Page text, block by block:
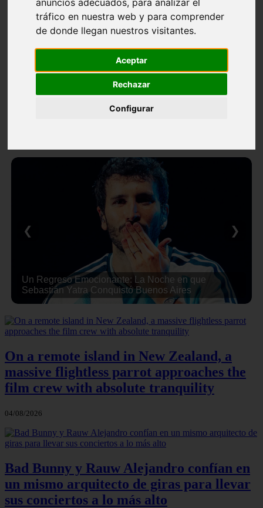
anuncios adecuados, para analizar el
tráfico en nuestra web y para comprender
de donde llegan nuestros visitantes.
Aceptar
Rechazar
Configurar
Un Regreso Emocionante: La Noche en que
Sebastián Yatra Conquistó Buenos Aires
❮ ❯
On a remote island in New Zealand, a
massive flightless parrot approaches the
film crew with absolute tranquility
04/08/2026
Bad Bunny y Rauw Alejandro confían en
un mismo arquitecto de giras para llevar
sus conciertos a lo más alto